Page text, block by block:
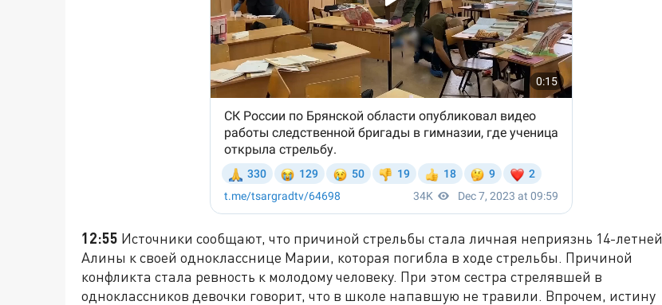
12:55 Источники сообщают, что причиной стрельбы стала личная неприязнь 14-летней
Алины к своей однокласснице Марии, которая погибла в ходе стрельбы. Причиной
конфликта стала ревность к молодому человеку. При этом сестра стрелявшей в
одноклассников девочки говорит, что в школе напавшую не травили. Впрочем, истину